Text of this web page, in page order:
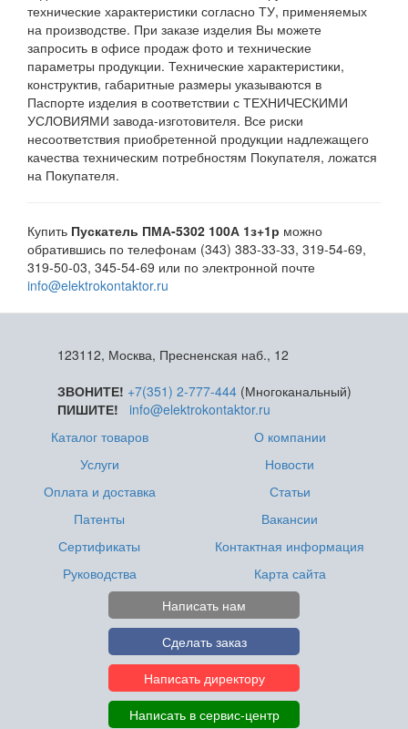
технические характеристики согласно ТУ, применяемых
на производстве. При заказе изделия Вы можете
запросить в офисе продаж фото и технические
параметры продукции. Технические характеристики,
конструктив, габаритные размеры указываются в
Паспорте изделия в соответствии с ТЕХНИЧЕСКИМИ
УСЛОВИЯМИ завода-изготовителя. Все риски
несоответствия приобретенной продукции надлежащего
качества техническим потребностям Покупателя, ложатся
на Покупателя.
Купить Пускатель ПМА-5302 100А 1з+1р можно
обратившись по телефонам (343) 383-33-33, 319-54-69,
319-50-03, 345-54-69 или по электронной почте
info@elektrokontaktor.ru
123112, Москва, Пресненская наб., 12
ЗВОНИТЕ! +7(351) 2-777-444(Многоканальный)
ПИШИТЕ!
info@elektrokontaktor.ru
Каталог товаров
Услуги
Оплата и доставка
Патенты
Сертификаты
Руководства
О компании
Новости
Статьи
Вакансии
Контактная информация
Карта сайта
Написать нам
Сделать заказ
Написать директору
Написать в сервис-центр